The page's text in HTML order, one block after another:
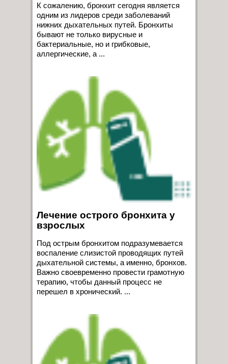
К сожалению, бронхит сегодня является
одним из лидеров среди заболеваний
нижних дыхательных путей. Бронхиты
бывают не только вирусные и
бактериальные, но и грибковые,
аллергические, а ...
Лечение острого бронхита у
взрослых
Под острым бронхитом подразумевается
воспаление слизистой проводящих путей
дыхательной системы, а именно, бронхов.
Важно своевременно провести грамотную
терапию, чтобы данный процесс не
перешел в хронический. ...